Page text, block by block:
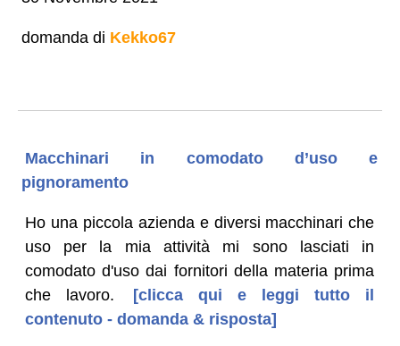
domanda di Kekko67
Macchinari in comodato d’uso e
pignoramento
Ho una piccola azienda e diversi macchinari che
uso per la mia attività mi sono lasciati in
comodato d'uso dai fornitori della materia prima
che lavoro.
[clicca qui e leggi tutto il
contenuto - domanda & risposta]